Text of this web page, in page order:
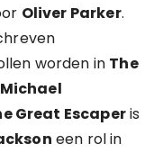
Oliver Parker.
worden in The
Michael
Great Escaperis
een rol in